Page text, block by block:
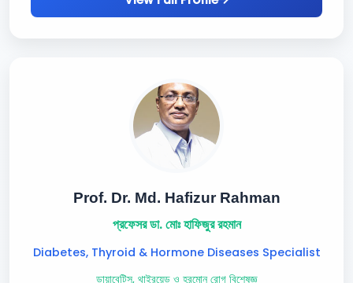
Prof. Dr. Md. Hafizur Rahman
প্রফেসর ডা. মোঃ হাফিজুর রহমান
Diabetes, Thyroid & Hormone Diseases Specialist
ডায়াবেটিস, থাইরয়েড ও হরমোন রোগ বিশেষজ্ঞ